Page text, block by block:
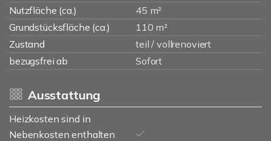
Nutzfläche (ca.)
45 m²
Grundstücksfläche (ca.)
110 m²
Zustand
teil / vollrenoviert
bezugsfrei ab
Sofort
Ausstattung
Heizkosten sind in
Nebenkosten enthalten